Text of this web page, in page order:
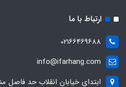
ارتباط با ما
02166469688
info@ifarhang.com